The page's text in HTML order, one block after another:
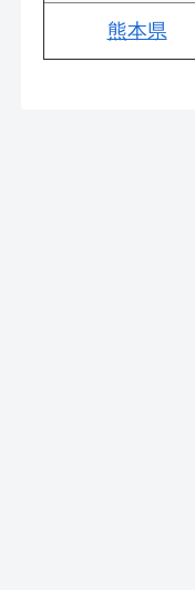
熊本県